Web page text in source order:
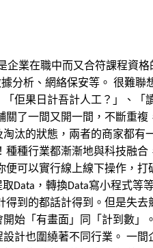
企業在職中而又合符課程資
分析、網絡保安等。 很難
佢果日計吾計人工？」、
關了一間又開一間，不斷重
汰的狀態，兩者的商家都
種行業都漸漸地與科技融合
可以實行線上線下操作，
取Data，轉換Data寫小程式
到的都話計得到。但是失
始「有畫面」同「計到數
計也圍繞著不同行業。 一